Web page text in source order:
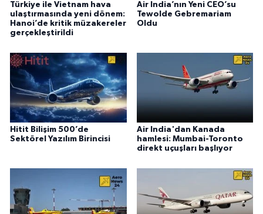
Türkiye ile Vietnam hava
ulaştırmasında yeni dönem:
Hanoi’de kritik müzakereler
gerçekleştirildi
Air India’nın Yeni CEO’su
Tewolde Gebremariam
Oldu
Hitit Bilişim 500’de
Sektörel Yazılım Birincisi
Air India'dan Kanada
hamlesi: Mumbai-Toronto
direkt uçuşları başlıyor